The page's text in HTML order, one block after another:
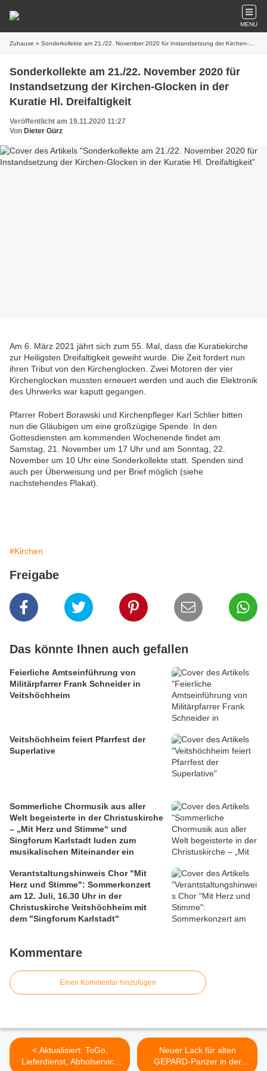
MENU
Zuhause » Sonderkollekte am 21./22. November 2020 für Instandsetzung der Kirchen-Glocken in der Kuratie Hl. Dreifaltigkeit
Sonderkollekte am 21./22. November 2020 für
Instandsetzung der Kirchen-Glocken in der
Kuratie Hl. Dreifaltigkeit
Veröffentlicht am 19.11.2020 11:27
Von Dieter Gürz
Am 6. März 2021 jährt sich zum 55. Mal, dass die Kuratiekirche
zur Heiligsten Dreifaltigkeit geweiht wurde. Die Zeit fordert nun
ihren Tribut von den Kirchenglocken. Zwei Motoren der vier
Kirchenglocken mussten erneuert werden und auch die Elektronik
des Uhrwerks war kaputt gegangen.
Pfarrer Robert Borawski und Kirchenpfleger Karl Schlier bitten
nun die Gläubigen um eine großzügige Spende. In den
Gottesdiensten am kommenden Wochenende findet am
Samstag, 21. November um 17 Uhr und am Sonntag, 22.
November um 10 Uhr eine Sonderkollekte statt. Spenden sind
auch per Überweisung und per Brief möglich (siehe
nachstehendes Plakat).
#Kirchen
Freigabe
Das könnte Ihnen auch gefallen
Feierliche Amtseinführung von
Militärpfarrer Frank Schneider in
Veitshöchheim
Veitshöchheim feiert Pfarrfest der
Superlative
Sommerliche Chormusik aus aller
Welt begeisterte in der Christuskirche
– „Mit Herz und Stimme“ und
Singforum Karlstadt luden zum
musikalischen Miteinander ein
Verantstaltungshinweis Chor "Mit
Herz und Stimme": Sommerkonzert
am 12. Juli, 16.30 Uhr in der
Christuskirche Veitshöchheim mit
dem "Singforum Karlstadt"
Kommentare
Einen Kommentar hinzufügen
< Aktualisiert: ToGo,
Lieferdienst, Abholservice
Neuer Lack für alten
GEPARD-Panzer in der